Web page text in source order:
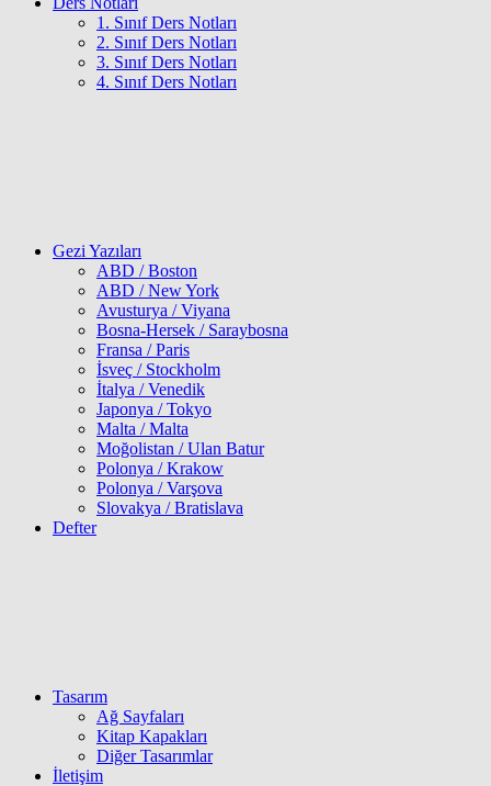
1. Sınıf Ders Notları
2. Sınıf Ders Notları
3. Sınıf Ders Notları
4. Sınıf Ders Notları
Gezi Yazıları
ABD / Boston
ABD / New York
Avusturya / Viyana
Bosna-Hersek / Saraybosna
Fransa / Paris
İsveç / Stockholm
İtalya / Venedik
Japonya / Tokyo
Malta / Malta
Moğolistan / Ulan Batur
Polonya / Krakow
Polonya / Varşova
Slovakya / Bratislava
Defter
Tasarım
Ağ Sayfaları
Kitap Kapakları
Diğer Tasarımlar
İletişim